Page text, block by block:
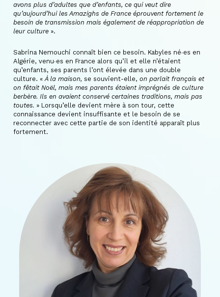
avons plus d’adultes que d’enfants, ce qui veut dire
qu’aujourd’hui les Amazighs de France éprouvent fortement le
besoin de transmission mais également de réappropriation de
leur culture ».
Sabrina Nemouchi connaît bien ce besoin. Kabyles né∙es en
Algérie, venu∙es en France alors qu’il et elle n’étaient
qu’enfants, ses parents l’ont élevée dans une double
culture. «À la maison, se souvient-elle, on parlait français et
on fêtait Noël, mais mes parents étaient imprégnés de culture
berbère. Ils en avaient conservé certaines traditions, mais pas
toutes. » Lorsqu’elle devient mère à son tour, cette
connaissance devient insuffisante et le besoin de se
reconnecter avec cette partie de son identité apparaît plus
fortement.